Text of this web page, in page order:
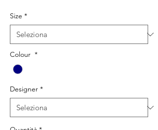
Size *
Colour *
Designer *